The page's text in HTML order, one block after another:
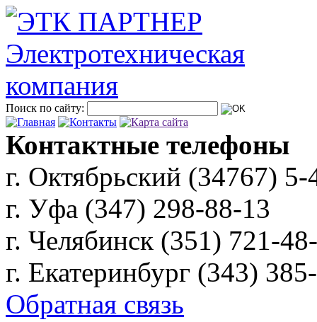
Поиск по сайту:
Контактные телефоны
г. Октябрьский (34767) 5-
г. Уфа (347) 298-88-13
г. Челябинск (351) 721-
г. Екатеринбург (343)
Обратная связь